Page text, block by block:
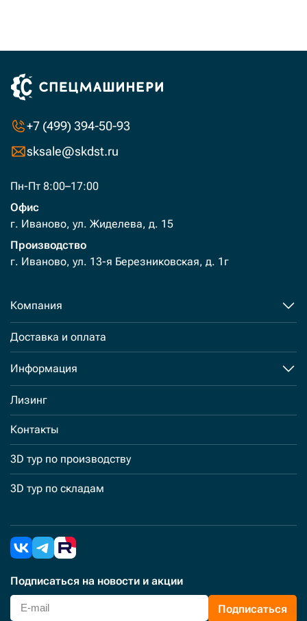
+7 (499) 394-50-93
sksale@skdst.ru
Пн-Пт 8:00–17:00
Офис
г. Иваново, ул. Жиделева, д. 15
Производство
г. Иваново, ул. 13-я Березниковская, д. 1г
Компания
Доставка и оплата
Информация
Лизинг
Контакты
3D тур по производству
3D тур по складам
Подписаться на новости и акции
Подписаться